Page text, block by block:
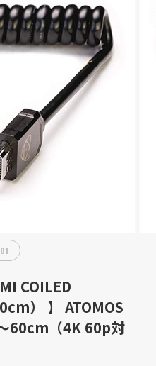
01
COILED
） 】 ATOMOS
60cm（4K 60p対